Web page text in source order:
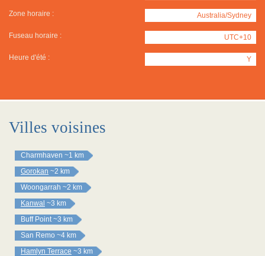
Zone horaire : Australia/Sydney
Fuseau horaire : UTC+10
Heure d'été : Y
Villes voisines
Charmhaven ~1 km
Gorokan ~2 km
Woongarrah ~2 km
Kanwal ~3 km
Buff Point ~3 km
San Remo ~4 km
Hamlyn Terrace ~3 km